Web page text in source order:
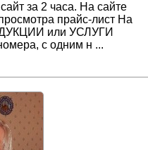
за 2 часа. На сайте
прайс-лист На
или УСЛУГИ
с одним н ...